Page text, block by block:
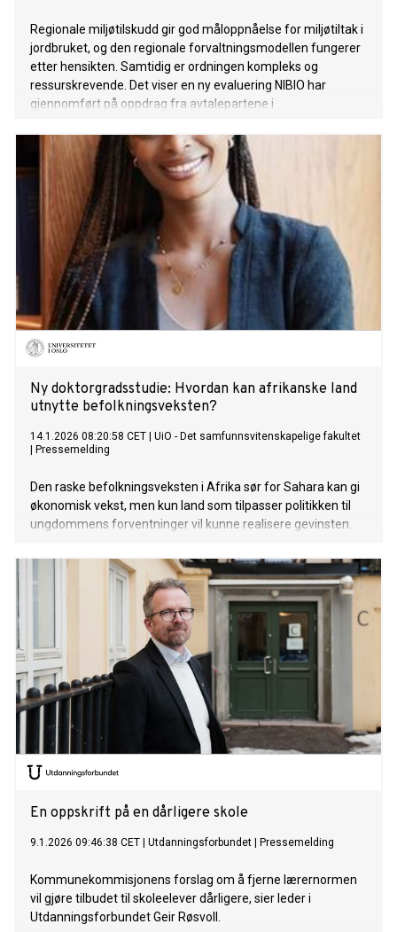
Regionale miljøtilskudd gir god måloppnåelse for miljøtiltak i
jordbruket, og den regionale forvaltningsmodellen fungerer
etter hensikten. Samtidig er ordningen kompleks og
ressurskrevende. Det viser en ny evaluering NIBIO har
gjennomført på oppdrag fra avtalepartene i
Ny doktorgradsstudie: Hvordan kan afrikanske land
utnytte befolkningsveksten?
14.1.2026 08:20:58 CET
UiO - Det samfunnsvitenskapelige fakultet
Pressemelding
Den raske befolkningsveksten i Afrika sør for Sahara kan gi
økonomisk vekst, men kun land som tilpasser politikken til
ungdommens forventninger vil kunne realisere gevinsten.
En oppskrift på en dårligere skole
9.1.2026 09:46:38 CET Utdanningsforbundet Pressemelding
Kommunekommisjonens forslag om å fjerne lærernormen
vil gjøre tilbudet til skoleelever dårligere, sier leder i
Utdanningsforbundet Geir Røsvoll.